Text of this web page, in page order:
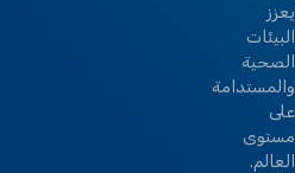
يعزز
البيئات
الصحية
والمستدامة
على
مستوى
العالم.